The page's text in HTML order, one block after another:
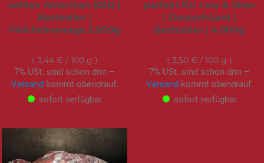
echtes American BBQ |
Bestseller |
Fleicheinwaage 2.500g
3,44 €/ 100 g
7% USt. sind schon drin –
Versand kommt obendrauf.
sofort verfügbar
perfekt für Low & Slow
| Deutschland |
Bestseller | 4.000g
3,50 € / 100 g
7% USt. sind schon drin –
Versand kommt obendrauf.
sofort verfügbar